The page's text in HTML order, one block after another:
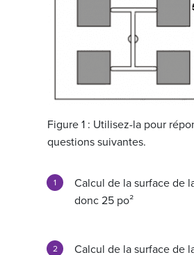
Figure 1 : Utilisez-la pour
questions suivantes.
Calcul de la surface de
donc 25 po²
Calcul de la surface de